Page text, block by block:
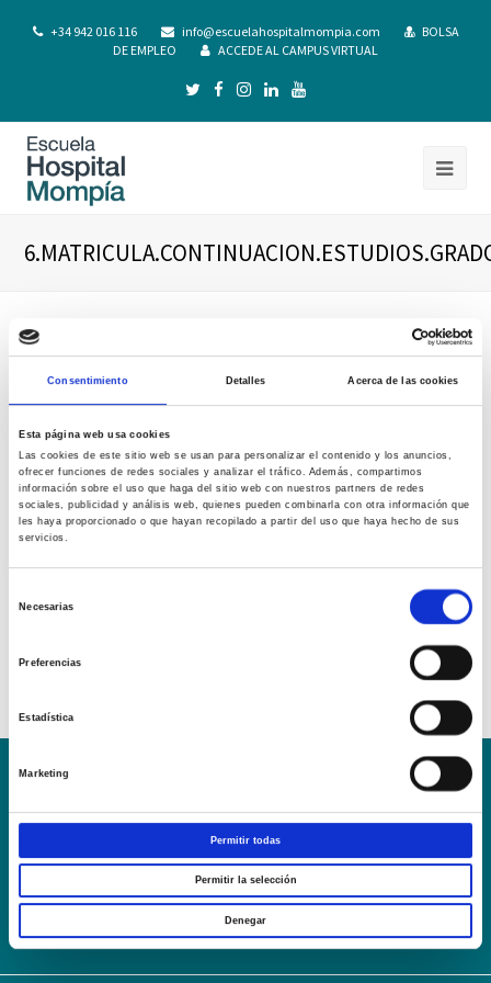
Consentimiento Detalles Acerca de las cookies
Esta página web usa cookies
Las cookies de este sitio web se usan para personalizar el contenido y los anuncios,
ofrecer funciones de redes sociales y analizar el tráfico. Además, compartimos
información sobre el uso que haga del sitio web con nuestros partners de redes
sociales, publicidad y análisis web, quienes pueden combinarla con otra información que
les haya proporcionado o que hayan recopilado a partir del uso que haya hecho de sus
servicios.
Necesarias
Preferencias
Estadística
Marketing
Permitir todas
Permitir la selección
Denegar
+34 942 016 116 info@escuelahospitalmompia.com
BOLSA
DE EMPLEO
ACCEDE AL CAMPUS VIRTUAL
AVISO LEGAL – TÉRMINOS Y CONDICIONES DE SERVICIOS
ONLINE
Política de cookies
Contacto
Webmail User Login